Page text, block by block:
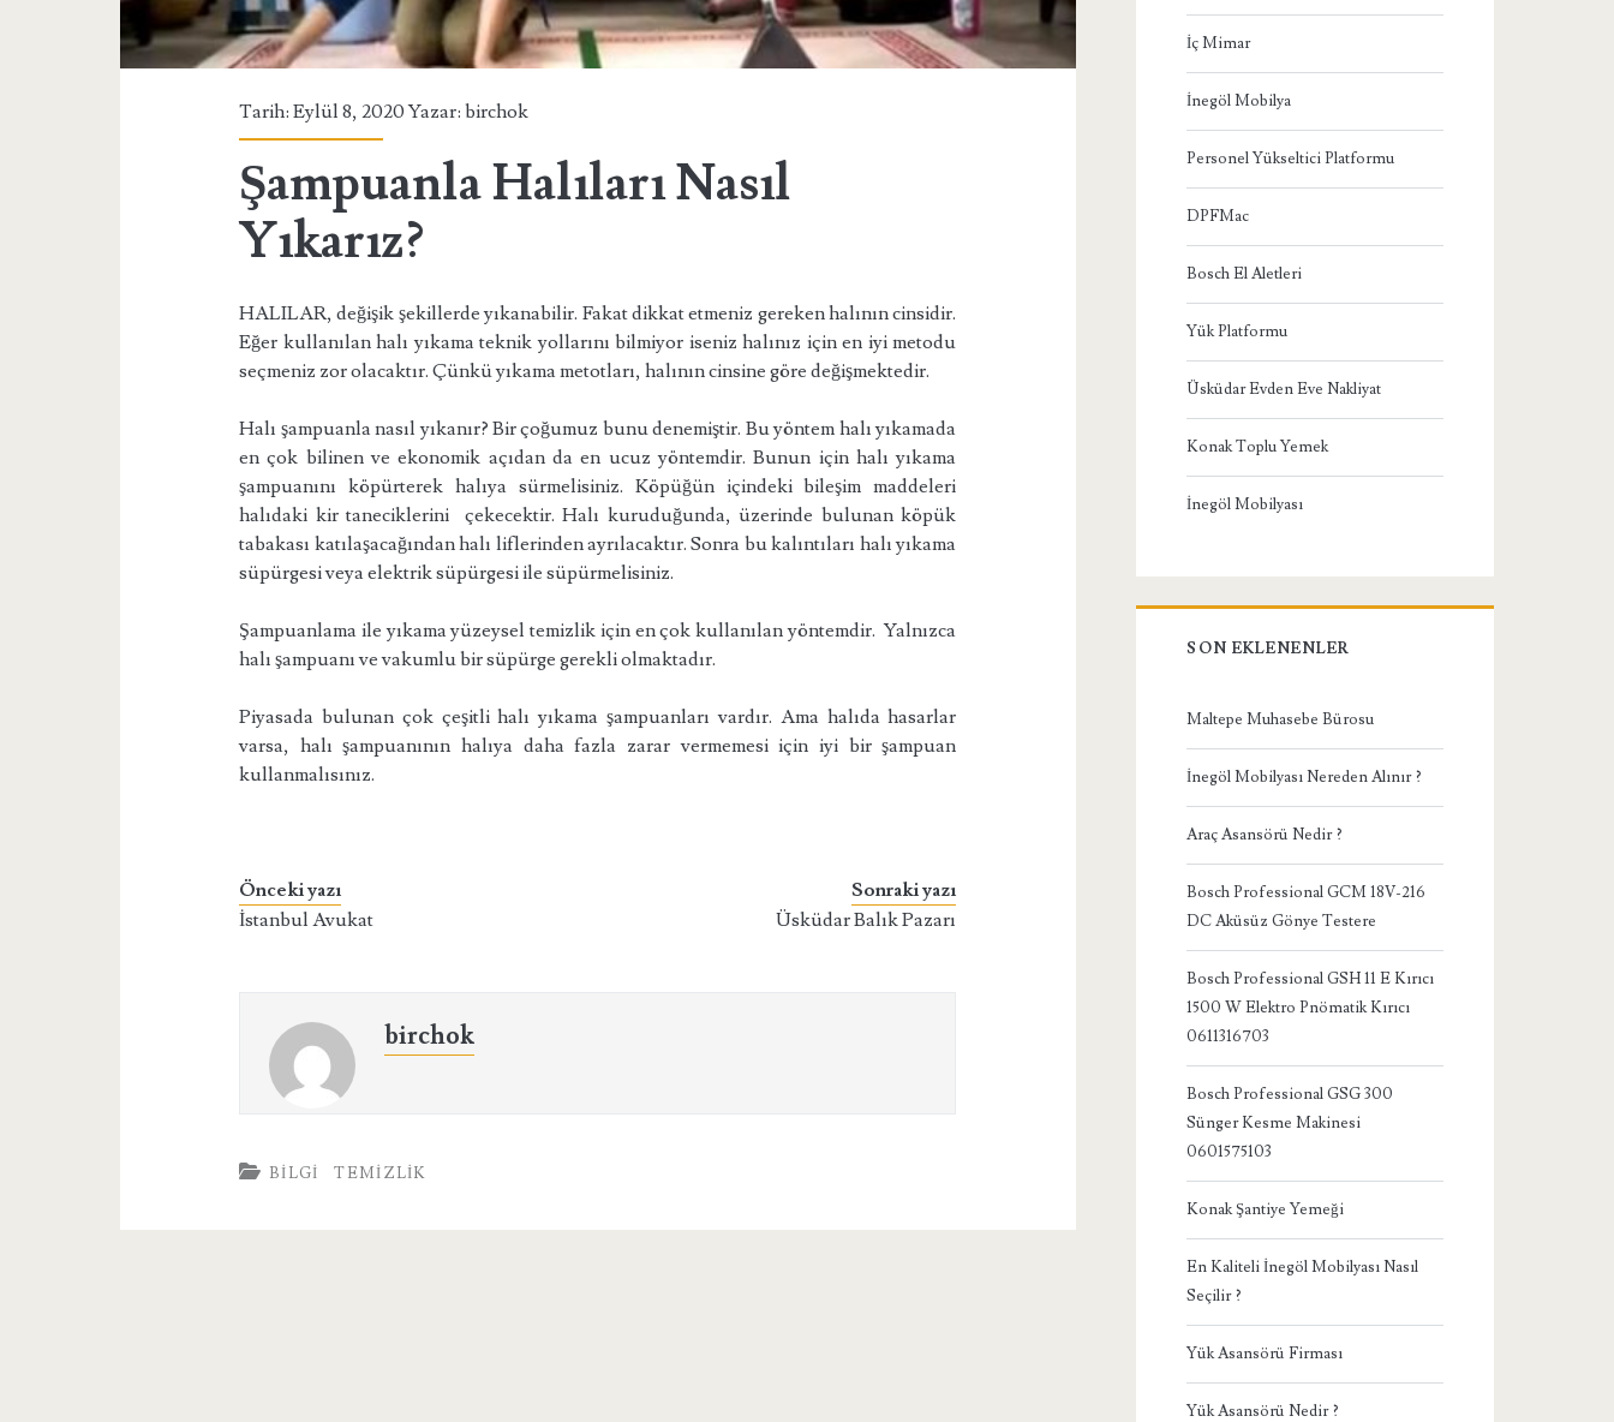
Tarih: Eylül 8, 2020 Yazar:birchok
Şampuanla Halıları Nasıl
Yıkarız?
HALILAR, değişik şekillerde yıkanabilir. Fakat dikkat etmeniz gereken halının cinsidir.
Eğer kullanılan halı yıkama teknik yollarını bilmiyor iseniz halınız için en iyi metodu
seçmeniz zor olacaktır. Çünkü yıkama metotları, halının cinsine göre değişmektedir.
Halı şampuanla nasıl yıkanır? Bir çoğumuz bunu denemiştir. Bu yöntem halı yıkamada
en çok bilinen ve ekonomik açıdan da en ucuz yöntemdir. Bunun için halı yıkama
şampuanını köpürterek halıya sürmelisiniz. Köpüğün içindeki bileşim maddeleri
halıdaki kir taneciklerini çekecektir. Halı kuruduğunda, üzerinde bulunan köpük
tabakası katılaşacağından halı liflerinden ayrılacaktır. Sonra bu kalıntıları halı yıkama
süpürgesi veya elektrik süpürgesi ile süpürmelisiniz.
Şampuanlama ile yıkama yüzeysel temizlik için en çok kullanılan yöntemdir. Yalnızca
halı şampuanı ve vakumlu bir süpürge gerekli olmaktadır.
Piyasada bulunan çok çeşitli halı yıkama şampuanları vardır. Ama halıda hasarlar
varsa, halı şampuanının halıya daha fazla zarar vermemesi için iyi bir şampuan
kullanmalısınız.
Önceki yazı
İstanbul Avukat
Sonraki yazı
Üsküdar Balık Pazarı
birchok
BILGI TEMIZLIK
İç Mimar
İnegöl Mobilya
Personel Yükseltici Platformu
DPFMac
Bosch El Aletleri
Yük Platformu
Üsküdar Evden Eve Nakliyat
Konak Toplu Yemek
İnegöl Mobilyası
SON EKLENENLER
Maltepe Muhasebe Bürosu
İnegöl Mobilyası Nereden Alınır ?
Araç Asansörü Nedir ?
Bosch Professional GCM 18V-216
DC Aküsüz Gönye Testere
Bosch Professional GSH 11 E Kırıcı
1500 W Elektro Pnömatik Kırıcı
0611316703
Bosch Professional GSG 300
Sünger Kesme Makinesi
0601575103
Konak Şantiye Yemeği
En Kaliteli İnegöl Mobilyası Nasıl
Seçilir ?
Yük Asansörü Firması
Yük Asansörü Nedir ?